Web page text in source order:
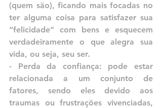
(quem são), ficando mais focadas no
ter alguma coisa para satisfazer sua
“felicidade” com bens e esquecem
verdadeiramente o que alegra sua
vida, ou seja, seu ser.
- Perda da confiança: pode estar
relacionada a um conjunto de
fatores, sendo eles devido aos
traumas ou frustrações vivenciadas,